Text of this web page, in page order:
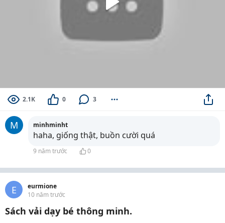
2.1K 0 3
M minhminht
haha, giống thật, buồn cười quá
9 năm trước 0
E
eurmione
10 năm trước
Sách vải dạy bé thông minh.